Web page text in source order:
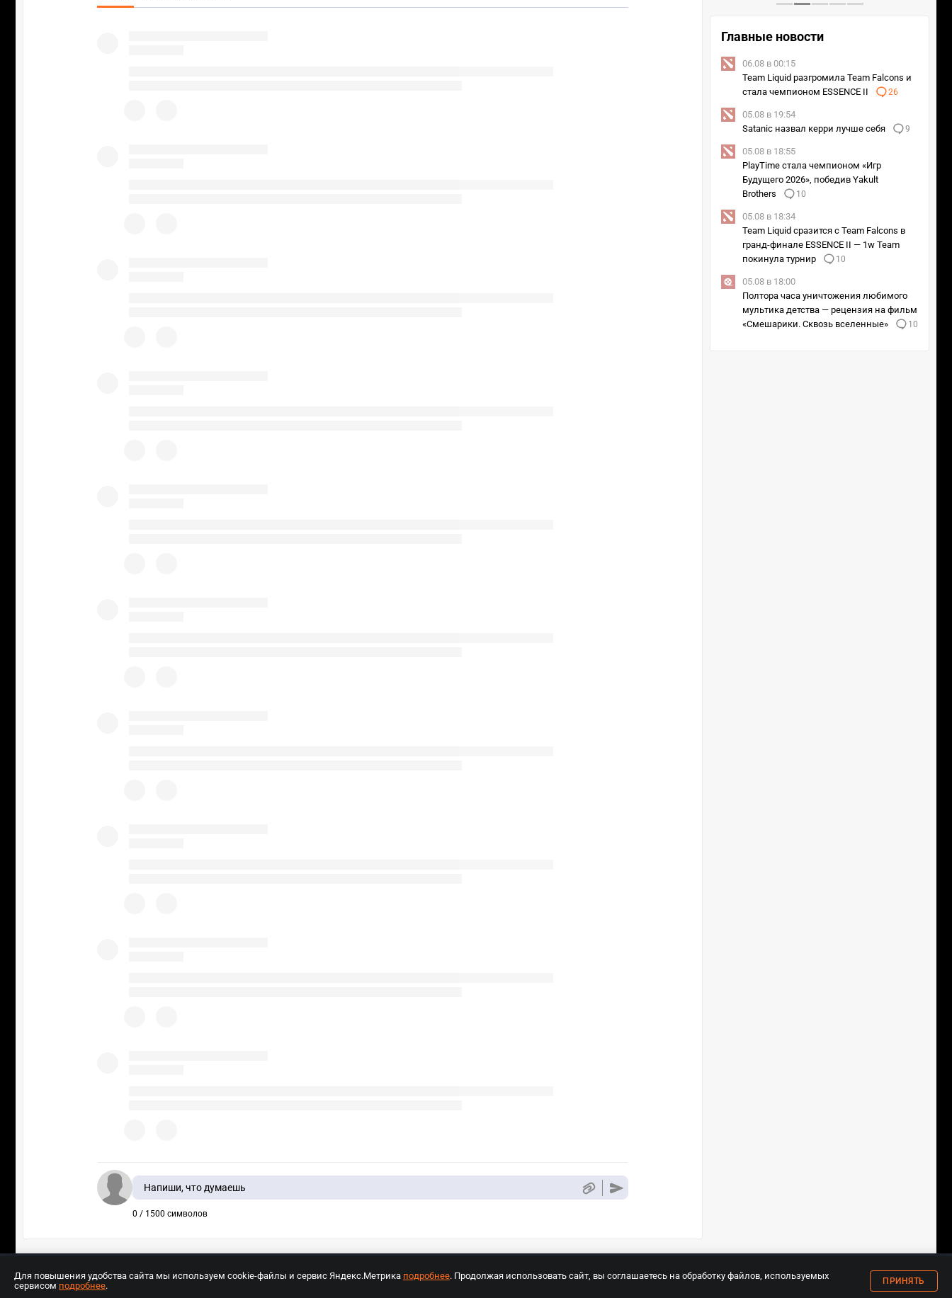
Главные новости
06.08 в 00:15
Team Liquid разгромила Team Falcons и
стала чемпионом ESSENCE II
26
05.08 в 19:54
Satanic назвал керри лучше себя
9
05.08 в 18:55
PlayTime стала чемпионом «Игр
Будущего 2026», победив Yakult
Brothers
10
05.08 в 18:34
Team Liquid сразится с Team Falcons в
гранд-финале ESSENCE II — 1w Team
покинула турнир
10
05.08 в 18:00
Полтора часа уничтожения любимого
мультика детства — рецензия на фильм
«Смешарики. Сквозь вселенные»
10
Напиши, что думаешь
0 / 1500 символов
18+
Для повышения удобства сайта мы используем cookie-файлы и сервис Яндекс.Метрика подробнее. Продолжая использовать сайт, вы соглашаетесь на обработку файлов, используемых
сервисом подробнее. ПРИНЯТЬ